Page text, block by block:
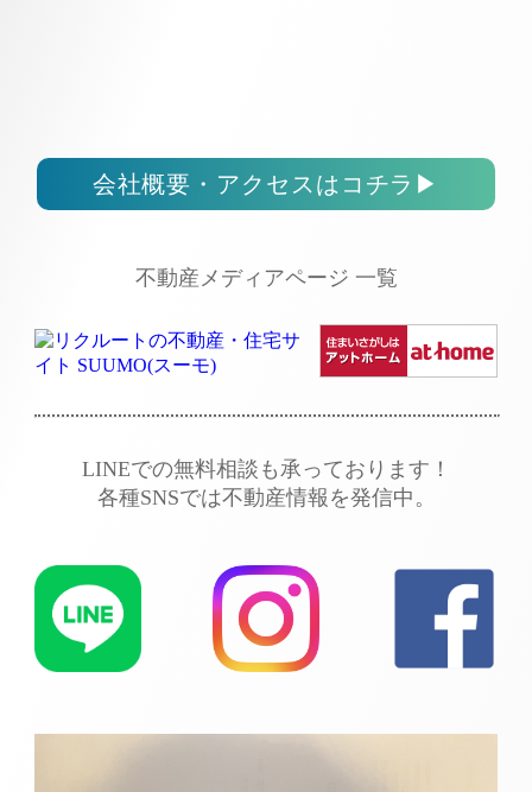
会社概要・アクセスはコチラ ▶
不動産メディアページ 一覧
LINEでの無料相談も承っております！
各種SNSでは不動産情報を発信中。